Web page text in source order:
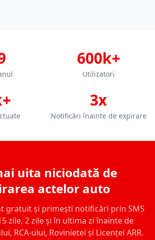
600k+
Utilizatori
3x
Notificări înainte de expirare
uita niciodată de
actelor auto
gratuit și primești notificări prin SMS
zile, 2 zile și în ultima zi înainte de
RCA-ului, Rovinietei și Licenței ARR.